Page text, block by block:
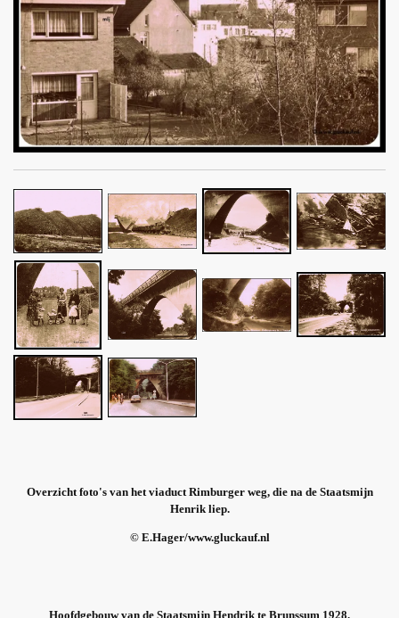
Overzicht foto's van het viaduct Rimburger weg, die na de Staatsmijn
Henrik liep.
© E.Hager/www.gluckauf.nl
Hoofdgebouw van de Staatsmijn Hendrik te Brunssum 1928.